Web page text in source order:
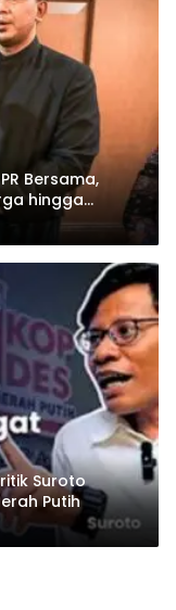
Bersama,
hingga
Suroto
Putih